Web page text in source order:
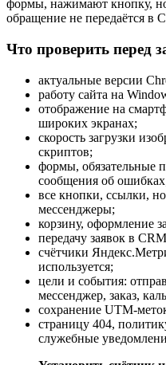
формы, нажимают кнопку,
обращение не передаётся в
Что проверить перед
актуальные версии
работу сайта на
отображение на
широких экранах;
скорость загрузки
скриптов;
формы, обязательные
сообщения об
все кнопки, ссылки,
мессенджеры;
корзину, оформление
передачу заявок в
счётчики
используется;
цели и события:
мессенджер, заказ,
сохранение UTM-
страницу 404,
служебные